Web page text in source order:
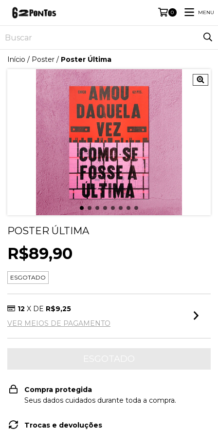
0 MENU
Início / Poster / Poster Última
POSTER ÚLTIMA
R$89,90
ESGOTADO
12 X DE R$9,25
VER MEIOS DE PAGAMENTO
Compra protegida
Seus dados cuidados durante toda a compra.
Trocas e devoluções